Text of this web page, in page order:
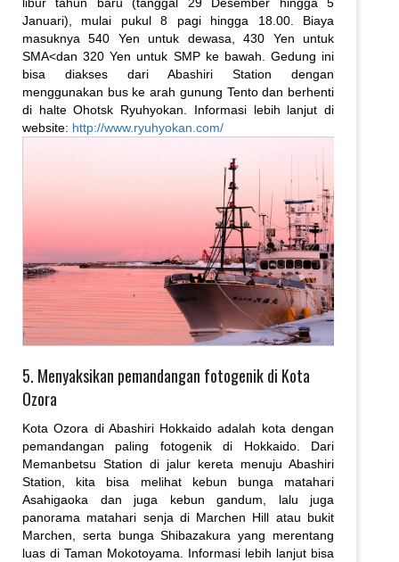
libur tahun baru (tanggal 29 Desember hingga 5
Januari), mulai pukul 8 pagi hingga 18.00. Biaya
masuknya 540 Yen untuk dewasa, 430 Yen untuk
SMA<dan 320 Yen untuk SMP ke bawah. Gedung ini
bisa diakses dari Abashiri Station dengan
menggunakan bus ke arah gunung Tento dan berhenti
di halte Ohotsk Ryuhyokan. Informasi lebih lanjut di
website: http://www.ryuhyokan.com/
5. Menyaksikan pemandangan fotogenik di Kota
Ozora
Kota Ozora di Abashiri Hokkaido adalah kota dengan
pemandangan paling fotogenik di Hokkaido. Dari
Memanbetsu Station di jalur kereta menuju Abashiri
Station, kita bisa melihat kebun bunga matahari
Asahigaoka dan juga kebun gandum, lalu juga
panorama matahari senja di Marchen Hill atau bukit
Marchen, serta bunga Shibazakura yang merentang
luas di Taman Mokotoyama. Informasi lebih lanjut bisa